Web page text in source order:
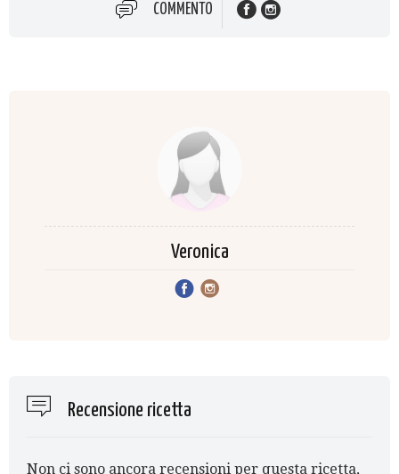
COMMENTO
Veronica
Recensione ricetta
Non ci sono ancora recensioni per questa ricetta,